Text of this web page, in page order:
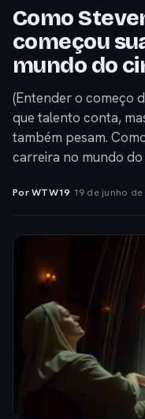
Como
começou
mundo do
(Entender o começo
que talento conta,
também pesam.
carreira no mundo do
Por WTW19· 19 de junho de